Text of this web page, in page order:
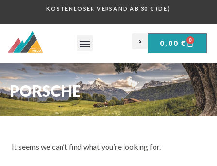
KOSTENLOSER VERSAND AB 30 € (DE)
0,00 € 0
PORSCHE
It seems we can’t find what you’re looking for.